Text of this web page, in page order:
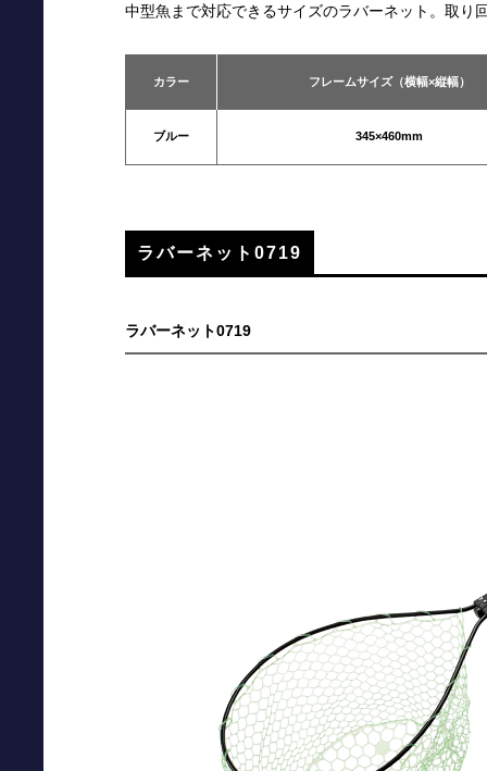
中型魚まで対応できるサイズのラバーネット。取り
カラー フレームサイズ（横幅×縦幅）
ブルー 345×460mm
ラバーネット0719
ラバーネット0719